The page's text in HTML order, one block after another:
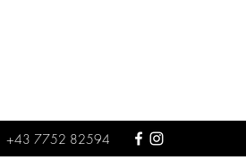
+43 7752 82594